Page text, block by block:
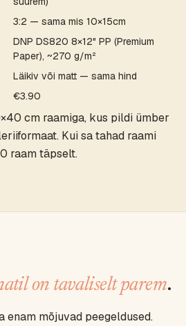
3:2 — sama mis 10×15cm
DNP DS820 8×12" PP (Premium
Paper), ~270 g/m²
Läikiv või matt — sama hind
€3.90
cm raamiga, kus pildi ümber
Kui sa tahad raami
raam täpselt.
on tavaliselt parem.
enam mõjuvad peegeldused.